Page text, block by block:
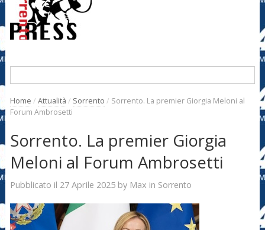
Home / Attualità / Sorrento / Sorrento. La premier Giorgia Meloni al
Forum Ambrosetti
Sorrento. La premier Giorgia
Meloni al Forum Ambrosetti
Pubblicato il 27 Aprile 2025by Max in Sorrento